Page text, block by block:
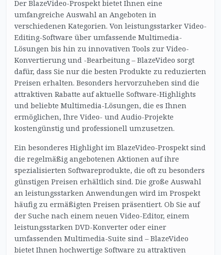
Der BlazeVideo-Prospekt bietet Ihnen eine
umfangreiche Auswahl an Angeboten in
verschiedenen Kategorien. Von leistungsstarker Video-
Editing-Software über umfassende Multimedia-
Lösungen bis hin zu innovativen Tools zur Video-
Konvertierung und -Bearbeitung – BlazeVideo sorgt
dafür, dass Sie nur die besten Produkte zu reduzierten
Preisen erhalten. Besonders hervorzuheben sind die
attraktiven Rabatte auf aktuelle Software-Highlights
und beliebte Multimedia-Lösungen, die es Ihnen
ermöglichen, Ihre Video- und Audio-Projekte
kostengünstig und professionell umzusetzen.
Ein besonderes Highlight im BlazeVideo-Prospekt sind
die regelmäßig angebotenen Aktionen auf ihre
spezialisierten Softwareprodukte, die oft zu besonders
günstigen Preisen erhältlich sind. Die große Auswahl
an leistungsstarken Anwendungen wird im Prospekt
häufig zu ermäßigten Preisen präsentiert. Ob Sie auf
der Suche nach einem neuen Video-Editor, einem
leistungsstarken DVD-Konverter oder einer
umfassenden Multimedia-Suite sind – BlazeVideo
bietet Ihnen hochwertige Software zu attraktiven